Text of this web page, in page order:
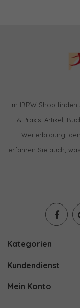
Im IBRW Shop
& Praxis: Artikel,
Weiterbildung,
erfahren Sie auch,
Kategorien
Kundendienst
Mein Konto